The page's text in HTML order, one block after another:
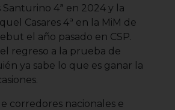
Santurino 4ª en 2024 y la
Casares 4ª en la MiM de
el año pasado en CSP.
regreso a la prueba de
ya sabe lo que es ganar la
corredores nacionales e